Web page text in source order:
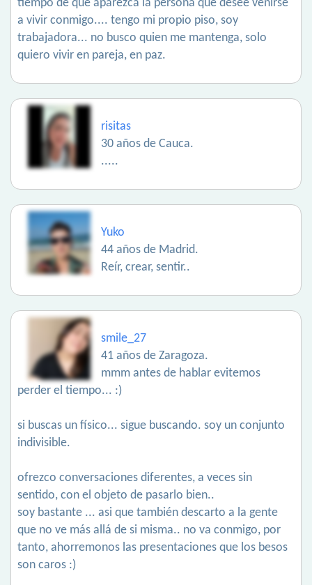
tiempo de que aparezca la persona que desee venirse
a vivir conmigo.... tengo mi propio piso, soy
trabajadora... no busco quien me mantenga, solo
quiero vivir en pareja, en paz.
risitas
30 años de Cauca.
.....
Yuko
44 años de Madrid.
Reír, crear, sentir..
smile_27
41 años de Zaragoza.
mmm antes de hablar evitemos
perder el tiempo... :)
si buscas un físico... sigue buscando. soy un conjunto
indivisible.
ofrezco conversaciones diferentes, a veces sin
sentido, con el objeto de pasarlo bien..
soy bastante ... asi que también descarto a la gente
que no ve más allá de si misma.. no va conmigo, por
tanto, ahorremonos las presentaciones que los besos
son caros :)